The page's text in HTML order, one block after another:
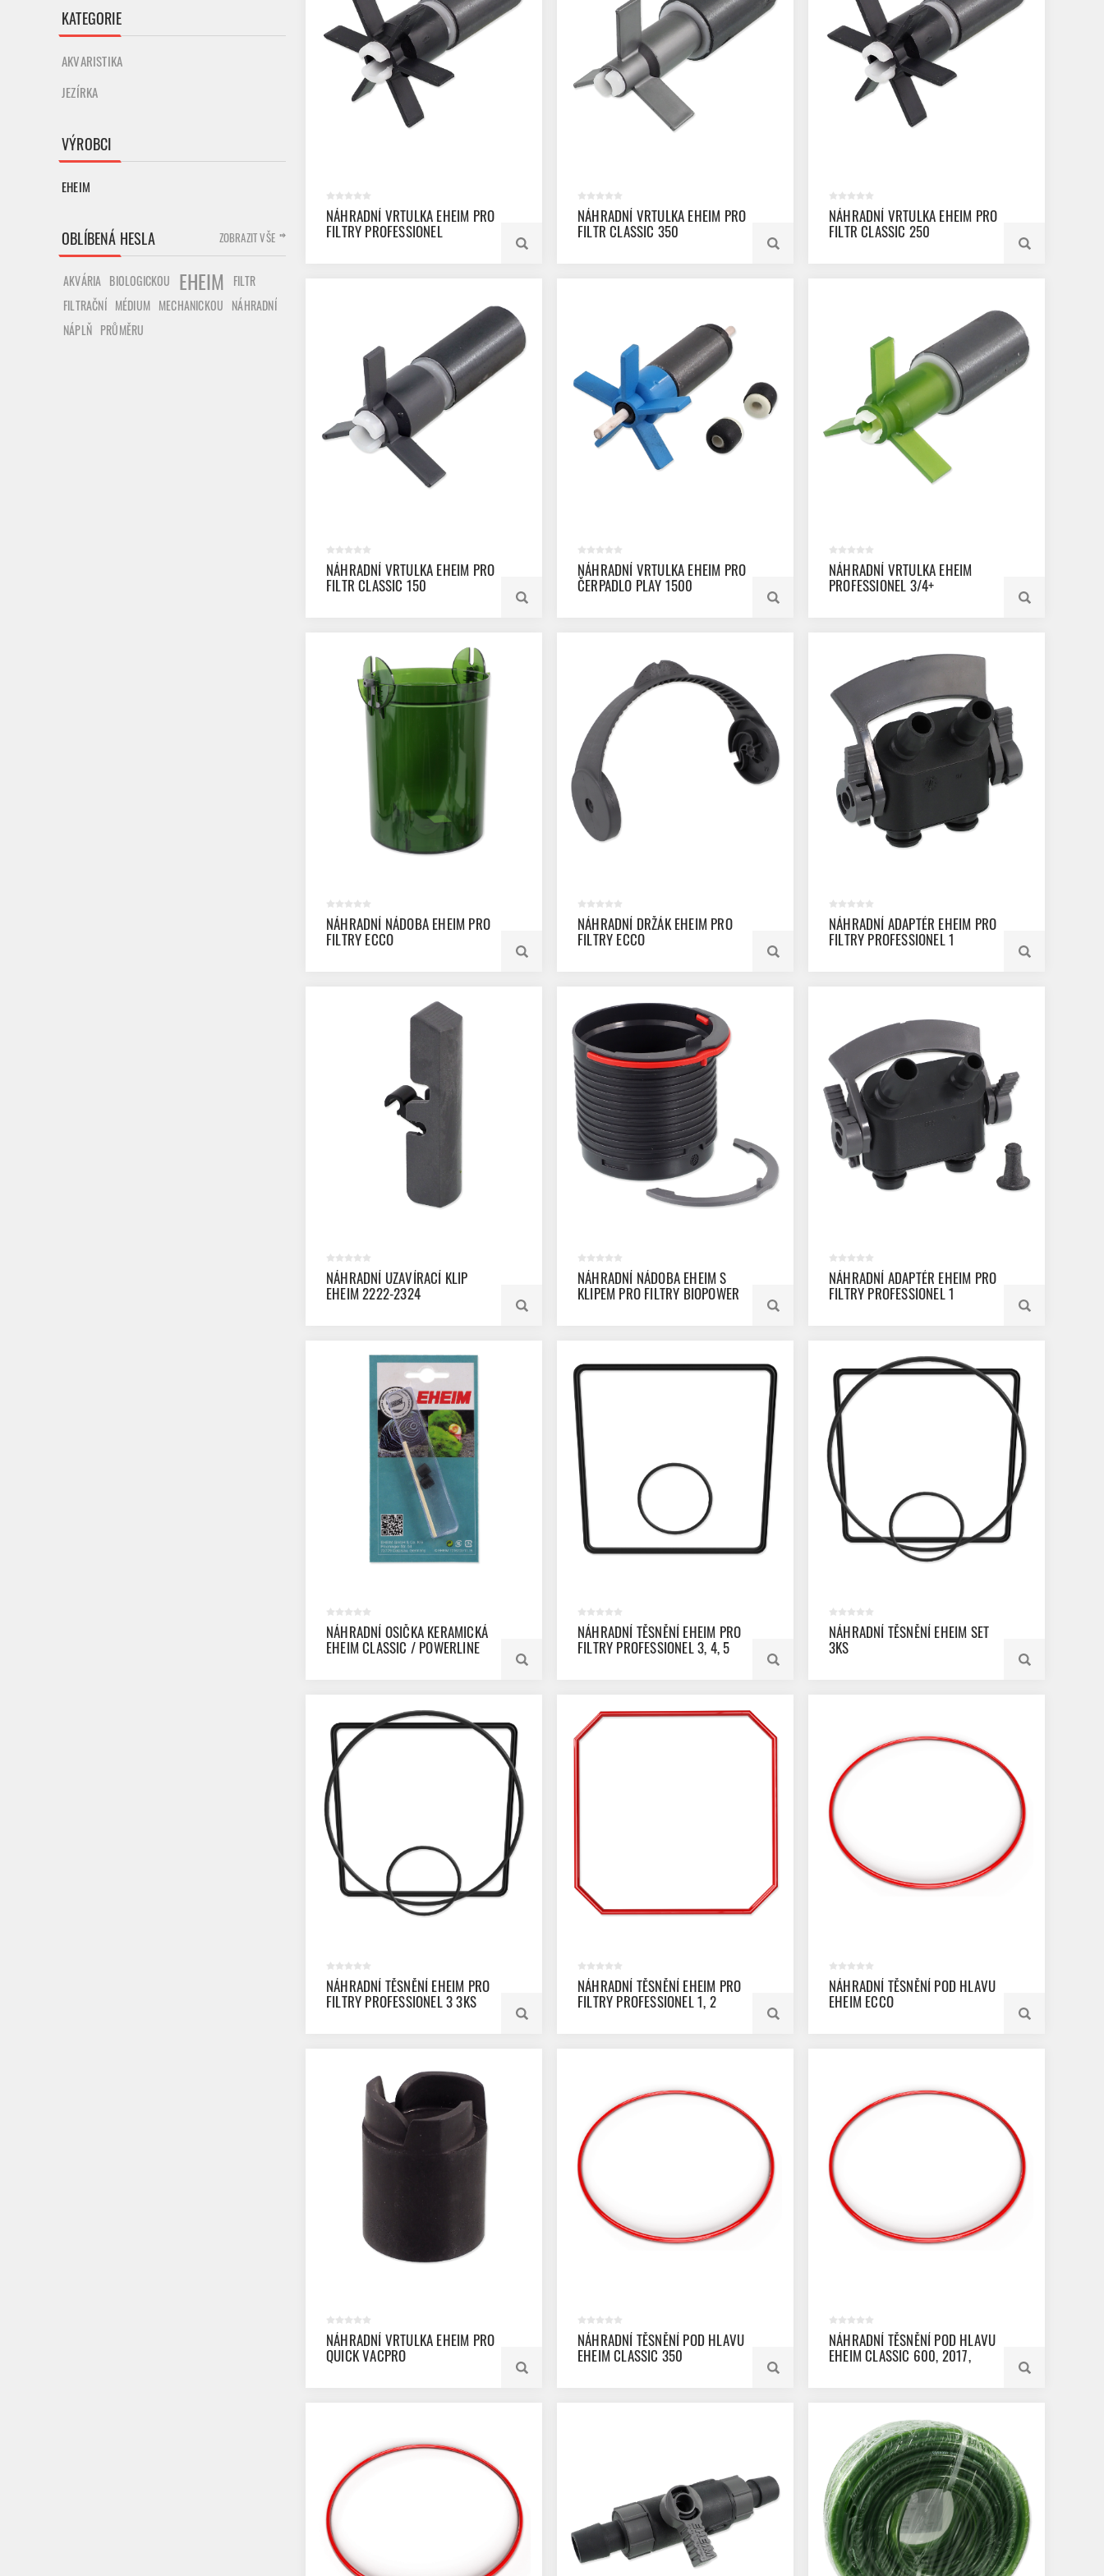
NÁHRADNÍ VRTULKA EHEIM PRO
FILTRY PROFESSIONEL
NÁHRADNÍ VRTULKA EHEIM PRO
FILTR CLASSIC 350
NÁHRADNÍ VRTULKA EHEIM PRO
FILTR CLASSIC 250
NÁHRADNÍ VRTULKA EHEIM PRO
FILTR CLASSIC 150
NÁHRADNÍ VRTULKA EHEIM PRO
ČERPADLO PLAY 1500
NÁHRADNÍ VRTULKA EHEIM
PROFESSIONEL 3/4+
NÁHRADNÍ NÁDOBA EHEIM PRO
FILTRY ECCO
NÁHRADNÍ DRŽÁK EHEIM PRO
FILTRY ECCO
NÁHRADNÍ ADAPTÉR EHEIM PRO
FILTRY PROFESSIONEL 1
NÁHRADNÍ UZAVÍRACÍ KLIP
EHEIM 2222-2324
NÁHRADNÍ NÁDOBA EHEIM S
KLIPEM PRO FILTRY BIOPOWER
NÁHRADNÍ ADAPTÉR EHEIM PRO
FILTRY PROFESSIONEL 1
NÁHRADNÍ OSIČKA KERAMICKÁ
EHEIM CLASSIC / POWERLINE
NÁHRADNÍ TĚSNĚNÍ EHEIM PRO
FILTRY PROFESSIONEL 3, 4, 5
NÁHRADNÍ TĚSNĚNÍ EHEIM SET
3KS
NÁHRADNÍ TĚSNĚNÍ EHEIM PRO
FILTRY PROFESSIONEL 3 3KS
NÁHRADNÍ TĚSNĚNÍ EHEIM PRO
FILTRY PROFESSIONEL 1, 2
NÁHRADNÍ TĚSNĚNÍ POD HLAVU
EHEIM ECCO
NÁHRADNÍ VRTULKA EHEIM PRO
QUICK VACPRO
NÁHRADNÍ TĚSNĚNÍ POD HLAVU
EHEIM CLASSIC 350
NÁHRADNÍ TĚSNĚNÍ POD HLAVU
EHEIM CLASSIC 600, 2017,
KATEGORIE
AKVARISTIKA
JEZÍRKA
VÝROBCI
EHEIM
OBLÍBENÁ HESLA
AKVÁRIA BIOLOGICKOU EHEIM
FILTR
FILTRAČNÍ MÉDIUM MECHANICKOU NÁHRADNÍ
NÁPLŇ PRŮMĚRU
ZOBRAZIT VŠE